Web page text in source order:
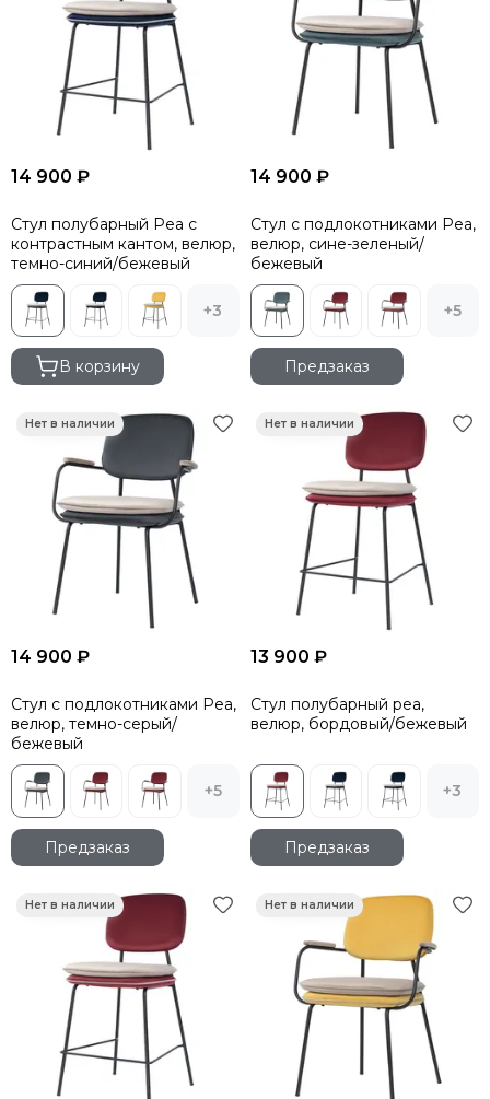
14 900 ₽
Стул полубарный Pea с
контрастным кантом, велюр,
темно-синий/бежевый
+3
В корзину
14 900 ₽
Стул с подлокотниками Pea,
велюр, сине-зеленый/
бежевый
+5
Предзаказ
14 900 ₽
Стул с подлокотниками Pea,
велюр, темно-серый/
бежевый
+5
Предзаказ
13 900 ₽
Стул полубарный pea,
велюр, бордовый/бежевый
+3
Предзаказ